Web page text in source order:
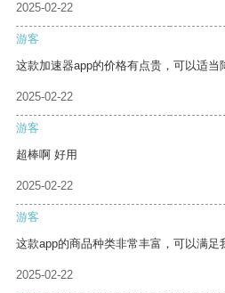
2025-02-22
游客
这款加速器app的价格有点贵，可以适当
2025-02-22
游客
超棒啊 好用
2025-02-22
游客
这款app的商品种类非常丰富，可以满足
2025-02-22